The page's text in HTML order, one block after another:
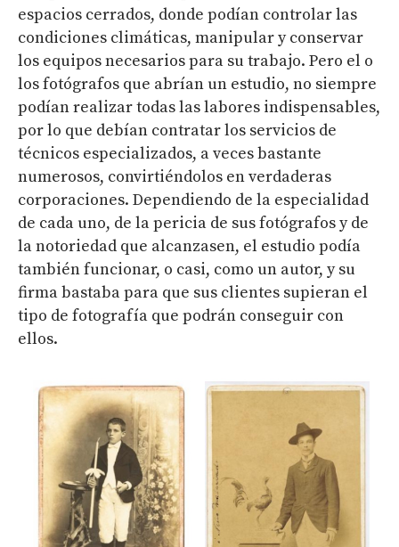
espacios cerrados, donde podían controlar las
condiciones climáticas, manipular y conservar
los equipos necesarios para su trabajo. Pero el o
los fotógrafos que abrían un estudio, no siempre
podían realizar todas las labores indispensables,
por lo que debían contratar los servicios de
técnicos especializados, a veces bastante
numerosos, convirtiéndolos en verdaderas
corporaciones. Dependiendo de la especialidad
de cada uno, de la pericia de sus fotógrafos y de
la notoriedad que alcanzasen, el estudio podía
también funcionar, o casi, como un autor, y su
firma bastaba para que sus clientes supieran el
tipo de fotografía que podrán conseguir con
ellos.